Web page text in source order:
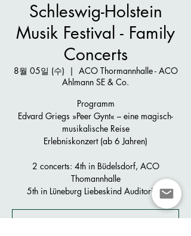
Schleswig-Holstein
Musik Festival - Family
Concerts
8월 05일 (수)
  |
ACO Thormannhalle - ACO
Ahlmann SE & Co.
Programm
Edvard Griegs »Peer Gynt« – eine magisch-
musikalische Reise
Erlebniskonzert (ab 6 Jahren)
2 concerts: 4th in Büdelsdorf, ACO
Thomannhalle